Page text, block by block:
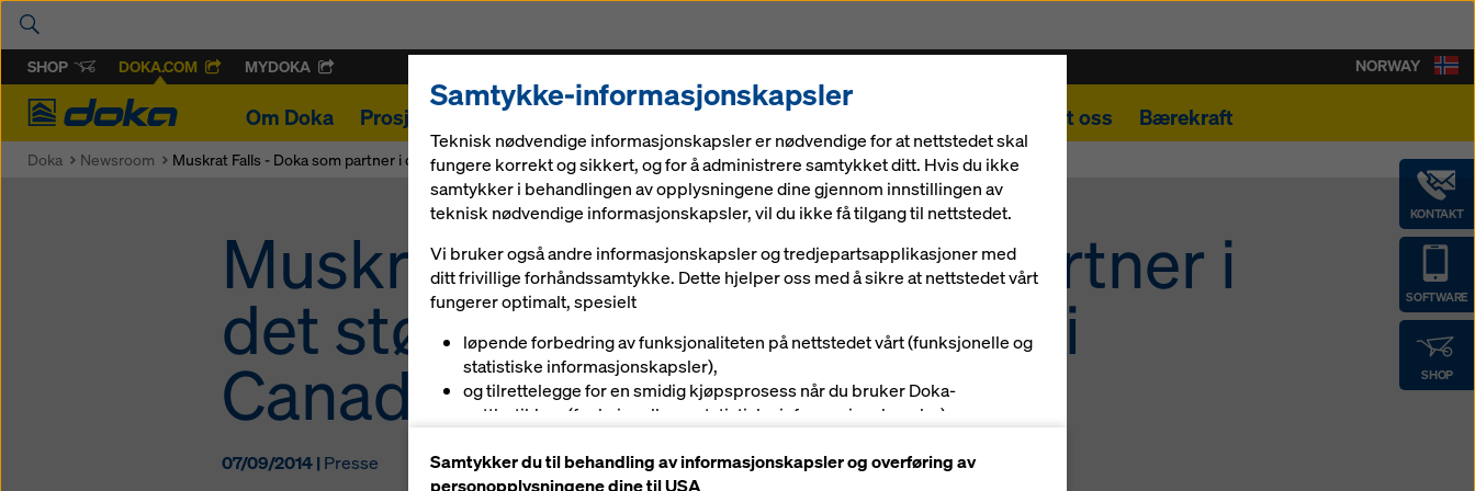
SHOP DOKA.COM MYDOKA
Doka
Om Doka Prosjekter Løsninger Digitale løsninger Kontakt oss Bærekraft
KONTAKT
SOFTWARE
SHOP
NORWAY
Doka Newsroom Muskrat Falls - Doka som partner i det største byggeprosjektet i Canada
Muskrat Falls - Doka som partner i
det største byggeprosjektet i
Canada
07/09/2014 | Presse
Samtykke-informasjonskapsler
Teknisk nødvendige informasjonskapsler er nødvendige for at nettstedet skal
fungere korrekt og sikkert, og for å administrere samtykket ditt. Hvis du ikke
samtykker i behandlingen av opplysningene dine gjennom innstillingen av
teknisk nødvendige informasjonskapsler, vil du ikke få tilgang til nettstedet.
Vi bruker også andre informasjonskapsler og tredjepartsapplikasjoner med
ditt frivillige forhåndssamtykke. Dette hjelper oss med å sikre at nettstedet vårt
fungerer optimalt, spesielt
løpende forbedring av funksjonaliteten på nettstedet vårt (funksjonelle og
statistiske informasjonskapsler),
og tilrettelegge for en smidig kjøpsprosess når du bruker Doka-
nettbutikken (funksjonelle og statistiske informasjonskapsler),
(markedsføringsinformasjonskapsler).
Samtykker du til behandling av informasjonskapsler og overføring av
personopplysningene dine til USA